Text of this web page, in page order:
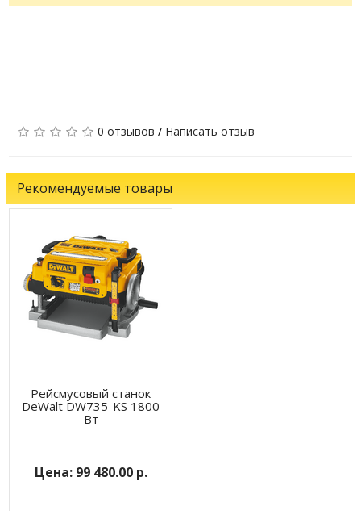
0 отзывов / Написать отзыв
Рекомендуемые товары
Рейсмусовый станок
DeWalt DW735-KS 1800
Вт
99 480.00 р.